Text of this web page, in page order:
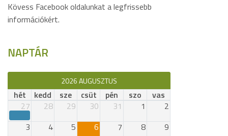
Kövess Facebook oldalunkat a legfrissebb
információkért.
NAPTÁR
2026 AUGUSZTUS
hét kedd sze csüt pén szo
vas
27
28 29 30 31 1
2
3
4 5 6 7 8
9